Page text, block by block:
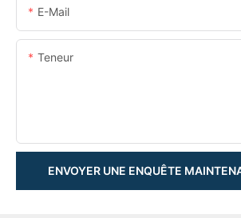
E-Mail
Teneur
ENVOYER UNE ENQUÊTE